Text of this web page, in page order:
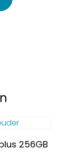
Aan
256GB